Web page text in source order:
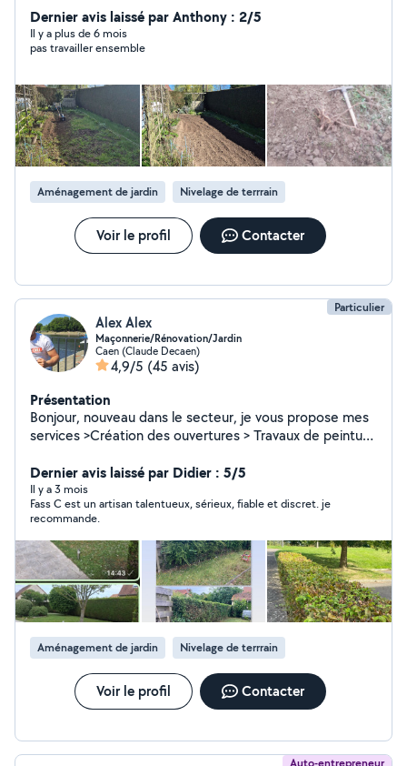
entretien, retrait et implantation. -Ramassage,
évacuation des déchets verts. Paiement possible par
I'intermédiaire du -CESU ou autres. Intervention sur le
kilomètres
Dernier avis laissé par Anthony : 2/5
Il y a plus de 6 mois
pas travailler ensemble
Aménagement de jardin Nivelage de terrrain
Voir le profil Contacter
Particulier
Alex Alex
Maçonnerie/Rénovation/Jardin
Caen (Claude Decaen)
4,9/5 (45 avis)
Présentation
Bonjour, nouveau dans le secteur, je vous propose mes
services >Création des ouvertures > Travaux de peinture
Espaces Verts >Aménagement de Jardin N'hésitez pas à
me contacter afin de pouvoir réaliser vos projets
ensemble .
Dernier avis laissé par Didier : 5/5
Il y a 3 mois
Fass C est un artisan talentueux, sérieux, fiable et discret. je
recommande.
Aménagement de jardin Nivelage de terrrain
Voir le profil Contacter
Auto-entrepreneur